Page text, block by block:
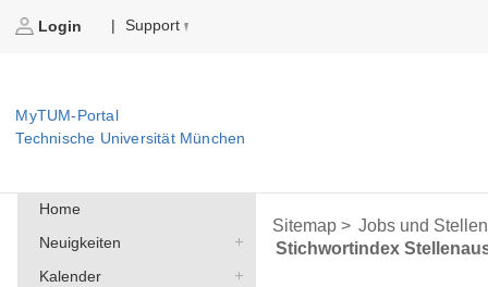
Login | Support
MyTUM-Portal
Technische Universität München
Home
Neuigkeiten
Kalender
Sitemap > Jobs und
Stichwortindex